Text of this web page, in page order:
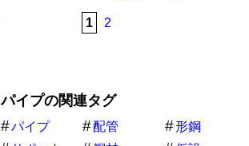
1 2
パイプの関連タグ
パイプ 配管
形鋼